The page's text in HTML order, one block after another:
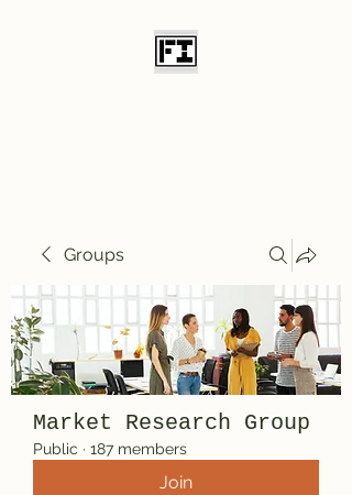
Groups
Market Research Group
Public · 187 members
Join